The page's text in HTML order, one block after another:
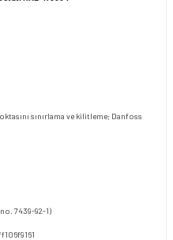
sınırlama ve kilitleme; Danfoss
no. 7439-92-1)